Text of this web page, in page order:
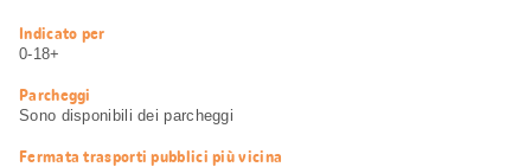
Informazioni
utili
Indicato per
0-18+
Parcheggi
Sono disponibili dei parcheggi
Fermata trasporti pubblici più vicina